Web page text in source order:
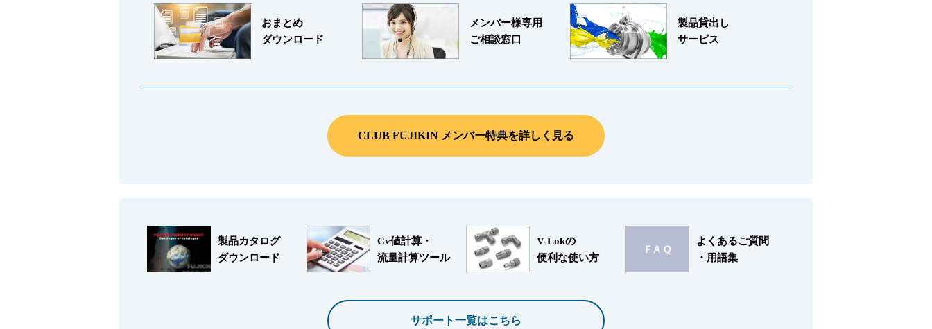
おまとめ
ダウンロード
メンバー様専用
ご相談窓口
製品貸出し
サービス
CLUB FUJIKIN メンバー特典を詳しく見る
製品カタログ
ダウンロード
Cv値計算・
流量計算ツール
V-Lokの
便利な使い方
よくあるご質問
・用語集
サポート一覧はこちら